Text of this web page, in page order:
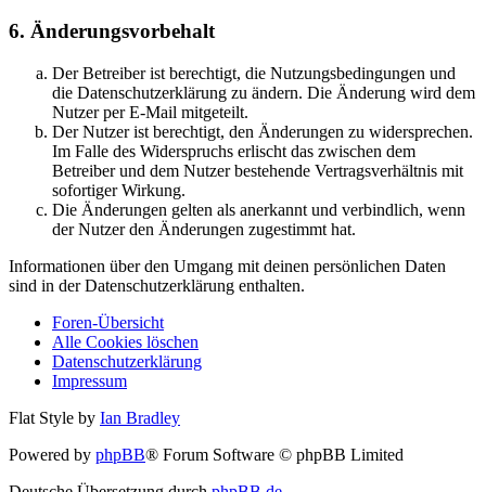
6. Änderungsvorbehalt
Der Betreiber ist berechtigt, die Nutzungsbedingungen und
die Datenschutzerklärung zu ändern. Die Änderung wird dem
Nutzer per E-Mail mitgeteilt.
Der Nutzer ist berechtigt, den Änderungen zu widersprechen.
Im Falle des Widerspruchs erlischt das zwischen dem
Betreiber und dem Nutzer bestehende Vertragsverhältnis mit
sofortiger Wirkung.
Die Änderungen gelten als anerkannt und verbindlich, wenn
der Nutzer den Änderungen zugestimmt hat.
Informationen über den Umgang mit deinen persönlichen Daten
sind in der Datenschutzerklärung enthalten.
Foren-Übersicht
Alle Cookies löschen
Datenschutzerklärung
Impressum
Flat Style by Ian Bradley
Powered by phpBB® Forum Software © phpBB Limited